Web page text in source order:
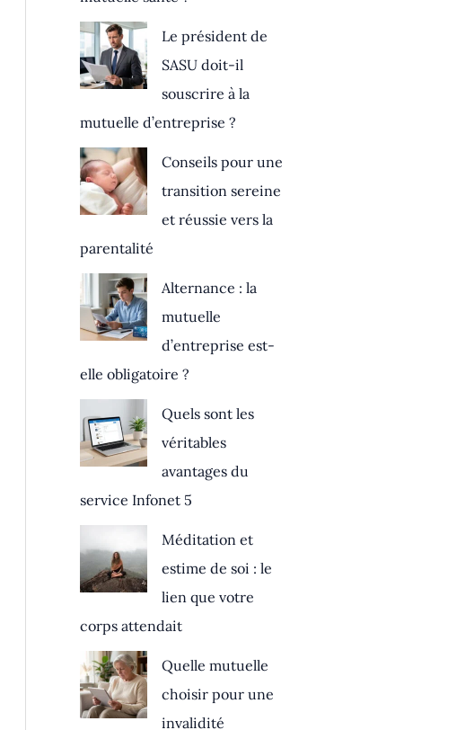
Le président de
SASU doit-il
souscrire à la
mutuelle d’entreprise ?
Conseils pour une
transition sereine
et réussie vers la
parentalité
Alternance : la
mutuelle
d’entreprise est-
elle obligatoire ?
Quels sont les
véritables
avantages du
service Infonet 5
Méditation et
estime de soi : le
lien que votre
corps attendait
Quelle mutuelle
choisir pour une
invalidité